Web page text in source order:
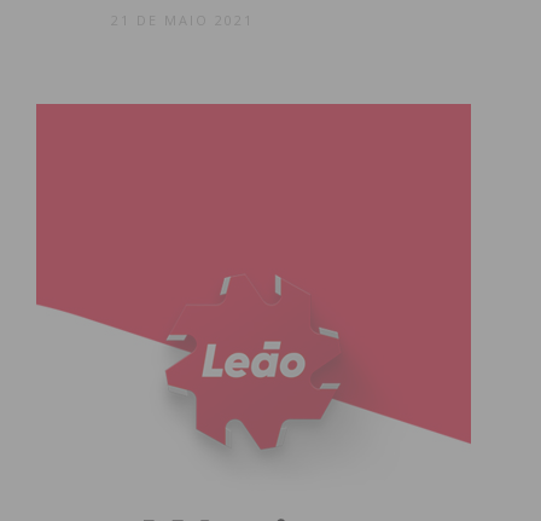
21 DE MAIO 2021